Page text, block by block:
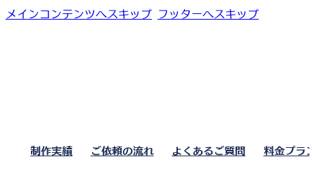
メインコンテンツへスキップ フッターへスキップ
制作実績 ご依頼の流れ よくあるご質問 料金プラ